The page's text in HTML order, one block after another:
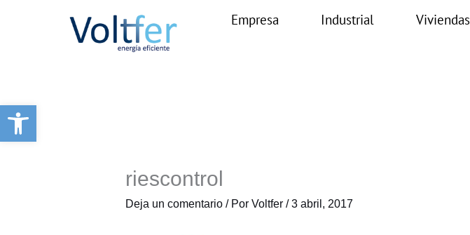
Abrir barra de herramientas
Empresa Industrial Viviendas
riescontrol
Deja un comentario / Por Voltfer /3 abril, 2017